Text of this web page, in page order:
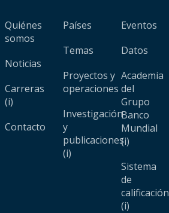
Quiénes
somos
Noticias
Carreras
(i)
Contacto
Países
Temas
Proyectos y
operaciones
Investigación
y
publicaciones
(i)
Eventos
Datos
Academia
del
Grupo
Banco
Mundial
(i)
Sistema
de
calificación
(i)